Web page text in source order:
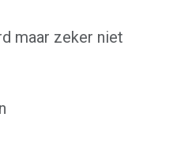
maar zeker niet